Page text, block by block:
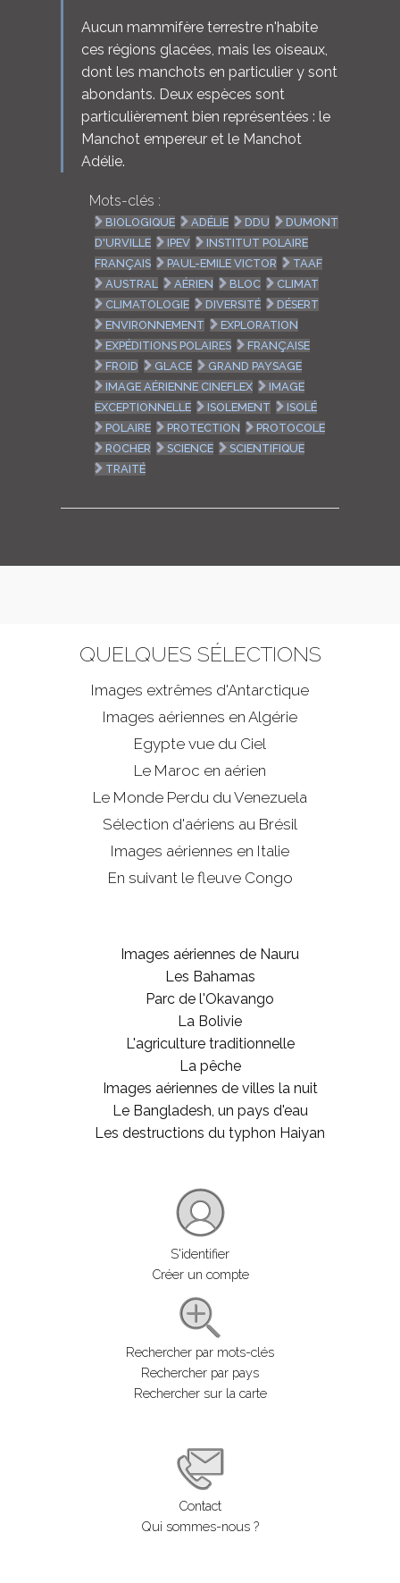
Aucun mammifère terrestre n'habite
ces régions glacées, mais les oiseaux,
dont les manchots en particulier y sont
abondants. Deux espèces sont
particulièrement bien représentées : le
Manchot empereur et le Manchot
Adélie.
Mots-clés :
BIOLOGIQUE ADÉLIE DDU
DUMONT
D'URVILLE
IPEV
INSTITUT POLAIRE
FRANÇAIS
PAUL-EMILE VICTOR
TAAF
AUSTRAL
AÉRIEN BLOC
CLIMAT
CLIMATOLOGIE
DIVERSITÉ
DÉSERT
ENVIRONNEMENT
EXPLORATION
EXPÉDITIONS POLAIRES
FRANÇAISE
FROID
GLACE
GRAND PAYSAGE
IMAGE AÉRIENNE CINEFLEX
IMAGE
EXCEPTIONNELLE
ISOLEMENT
ISOLÉ
POLAIRE
PROTECTION
PROTOCOLE
ROCHER
SCIENCE
SCIENTIFIQUE
TRAITÉ
QUELQUES SÉLECTIONS
Images extrêmes d'Antarctique
Images aériennes en Algérie
Egypte vue du Ciel
Le Maroc en aérien
Le Monde Perdu du Venezuela
Sélection d'aériens au Brésil
Images aériennes en Italie
En suivant le fleuve Congo
Images aériennes de Nauru
Les Bahamas
Parc de l'Okavango
La Bolivie
L'agriculture traditionnelle
La pêche
Images aériennes de villes la nuit
Le Bangladesh, un pays d'eau
Les destructions du typhon Haiyan
S'identifier
Créer un compte
Rechercher par mots-clés
Rechercher par pays
Rechercher sur la carte
Contact
Qui sommes-nous ?